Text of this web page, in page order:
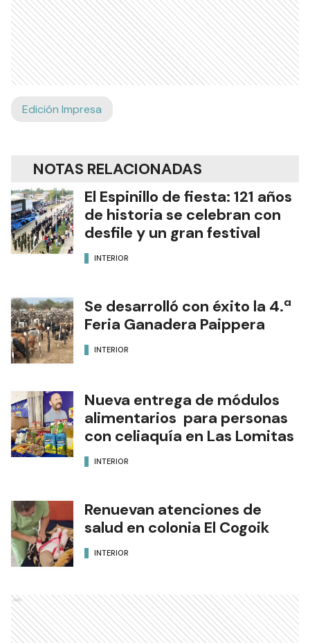
Edición Impresa
NOTAS RELACIONADAS
El Espinillo de fiesta: 121 años
de historia se celebran con
desfile y un gran festival
INTERIOR
Se desarrolló con éxito la 4.ª
Feria Ganadera Paippera
INTERIOR
Nueva entrega de módulos
alimentarios para personas
con celiaquía en Las Lomitas
INTERIOR
Renuevan atenciones de
salud en colonia El Cogoik
INTERIOR
Ads